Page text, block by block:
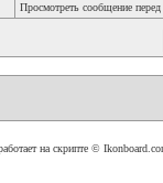
Просмотреть сообщение перед
на скрипте ©